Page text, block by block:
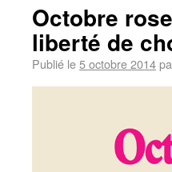
Octobre
liberté de
Publié le5 octobre 2014